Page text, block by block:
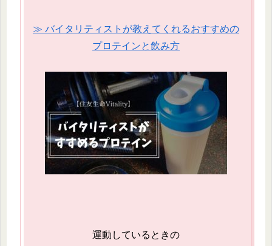
≫ バイタリティストが教えてくれるおすすめの
プロテインと飲み方
運動しているときの